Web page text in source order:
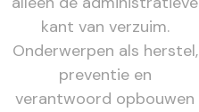
kant van verzuim.
Onderwerpen als herstel,
preventie en
verantwoord opbouwen